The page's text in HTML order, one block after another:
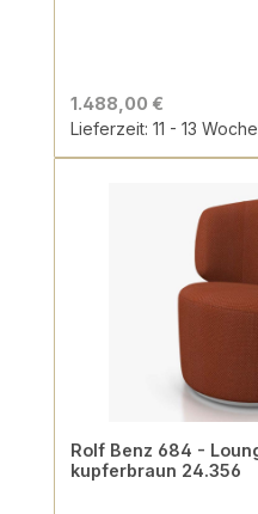
1.488,00 €
Lieferzeit: 11 - 13
Rolf Benz 684 -
kupferbraun 24.356